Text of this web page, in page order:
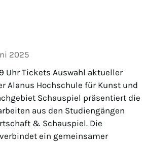
2025
Uhr Tickets Auswahl aktueller
Alanus Hochschule für Kunst und
Schauspiel präsentiert die
aus den Studiengängen
& Schauspiel. Die
ein gemeinsamer